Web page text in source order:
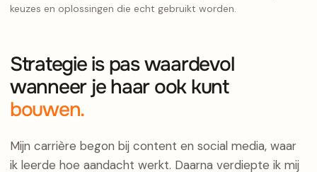
keuzes en oplossingen die echt gebruikt worden.
Strategie is pas waardevol
wanneer je haar ook kunt
bouwen.
Mijn carrière begon bij content en social media, waar
ik leerde hoe aandacht werkt. Daarna verdiepte ik mij